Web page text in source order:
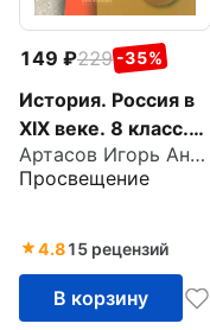
149 229 -35%
История. Россия в
XIX веке. 8 класс.
Тетрадь-
экзаменатор
Артасов Игорь Анатольевич
Просвещение
4.815 рецензий
В корзину